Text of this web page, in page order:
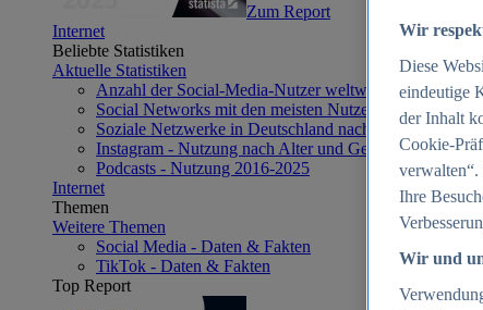
Zum Report
Internet
Beliebte Statistiken
Aktuelle Statistiken
Anzahl der Social-Media-Nutzer weltweit 2012-2025
Social Networks mit den meisten Nutzern weltweit 2025
Soziale Netzwerke in Deutschland nach Generationen
Instagram - Nutzung nach Alter und Geschlecht in
Podcasts - Nutzung 2016-2025
Internet
Themen
Weitere Themen
Social Media - Daten & Fakten
TikTok - Daten & Fakten
Top Report
Wir
Diese
eindeutige
der Inhalt
Cookie-
Ihre
Wir und